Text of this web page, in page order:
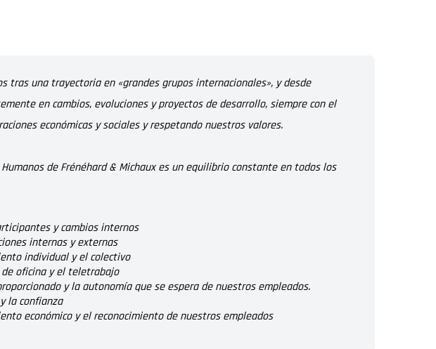
tras una trayectoria en «grandes grupos internacionales», y desde
en cambios, evoluciones y proyectos de desarrollo, siempre con el
económicas y sociales y respetando nuestros valores.
de Frénéhard & Michaux es un equilibrio constante en todos los
y cambios internos
internas y externas
individual y el colectivo
oficina y el teletrabajo
y la autonomía que se espera de nuestros empleados.
la confianza
económico y el reconocimiento de nuestros empleados